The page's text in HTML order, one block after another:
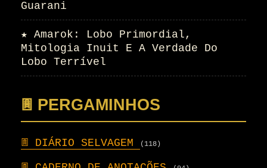
Guarani
★ Amarok: Lobo Primordial,
Mitologia Inuit E A Verdade Do
Lobo Terrível
𖣍 PERGAMINHOS
𖣍 DIÁRIO SELVAGEM (118)